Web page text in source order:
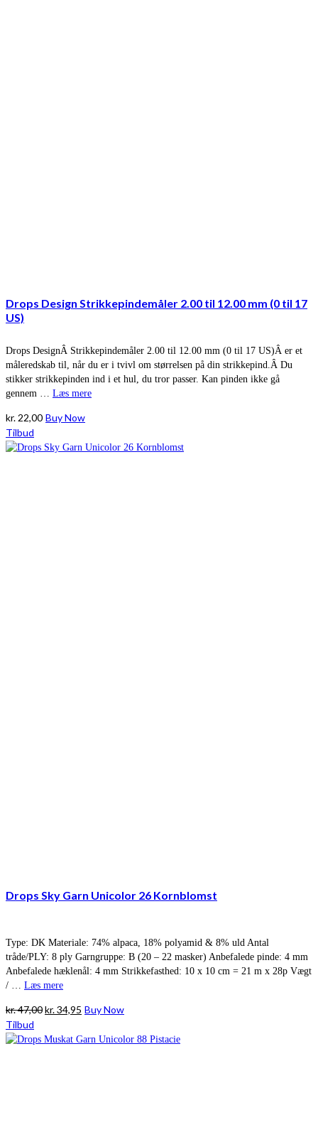
Drops Design Strikkepindemåler 2.00 til 12.00 mm (0 til 17
US)
Drops DesignÂ Strikkepindemåler 2.00 til 12.00 mm (0 til 17 US)Â er et
måleredskab til, når du er i tvivl om størrelsen på din strikkepind.Â Du
stikker strikkepinden ind i et hul, du tror passer. Kan pinden ikke gå
gennem … Læs mere
kr. 22,00 Buy Now
Tilbud
Drops Sky Garn Unicolor 26 Kornblomst
Type: DK Materiale: 74% alpaca, 18% polyamid & 8% uld Antal
tråde/PLY: 8 ply Garngruppe: B (20 – 22 masker) Anbefalede pinde: 4 mm
Anbefalede hæklenål: 4 mm Strikkefasthed: 10 x 10 cm = 21 m x 28p Vægt
/ … Læs mere
kr.47,00Den
pris
kr.34,95 Den
pris
Buy Now
Tilbud